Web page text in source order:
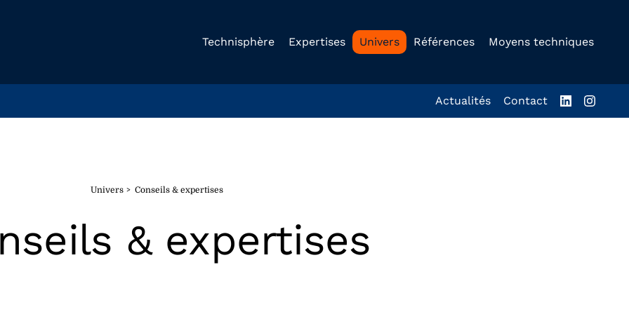
Technisphère Expertises Univers Références Moyens techniques
Actualités Contact
Univers Conseils & expertises
& expertises